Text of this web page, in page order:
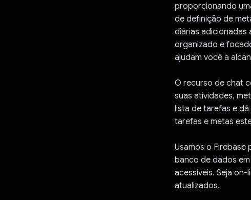
proporcionando
de definição de
diárias adicionadas
organizado e
ajudam você a
O recurso de chat
suas atividades,
lista de tarefas e
tarefas e metas
Usamos o
banco de dados
acessíveis. Seja
atualizados.